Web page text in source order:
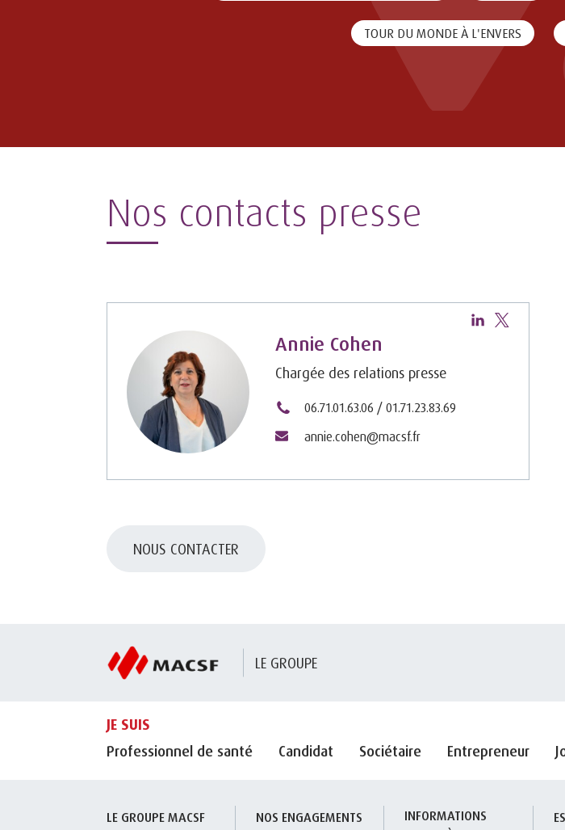
TOUR DU MONDE À L'ENVERS
Nos contacts presse
Annie Cohen
Chargée des relations presse
06.71.01.63.06 / 01.71.23.83.69
annie.cohen@macsf.fr
NOUS CONTACTER
LE GROUPE
JE SUIS
Professionnel de santé
Candidat Sociétaire Entrepreneur
LE GROUPE MACSF NOS ENGAGEMENTS
INFORMATIONS